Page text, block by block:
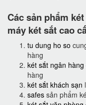
Các sản phẩm
máy két sắt cao
tu dung ho so
hàng
két sắt ngân hàng
hàng
két sắt khách sạn
safes sản phẩm